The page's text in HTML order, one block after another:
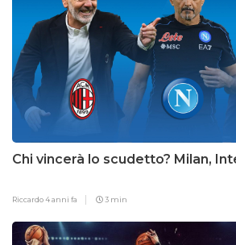
Chi vincerà lo scudetto? Milan,
Riccardo4 anni fa 3 min